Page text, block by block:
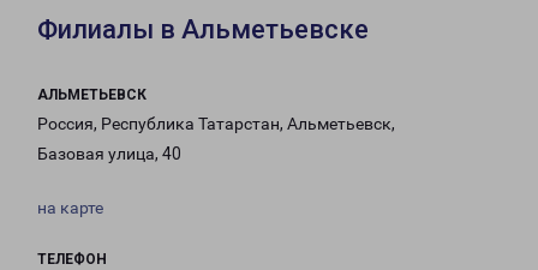
Филиалы в Альметьевске
АЛЬМЕТЬЕВСК
Россия, Республика Татарстан, Альметьевск,
Базовая улица, 40
на карте
ТЕЛЕФОН